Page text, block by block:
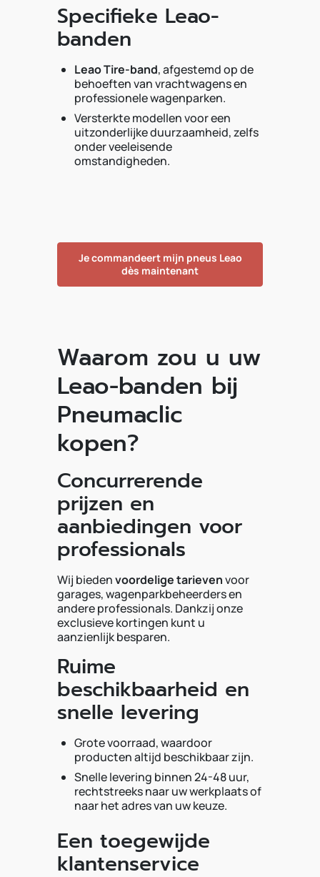
Specifieke Leao-
banden
Leao Tire-band, afgestemd op de
behoeften van vrachtwagens en
professionele wagenparken.
Versterkte modellen voor een
uitzonderlijke duurzaamheid, zelfs
onder veeleisende
omstandigheden.
Je commandeert mijn pneus Leao
dès maintenant
Waarom zou u uw
Leao-banden bij
Pneumaclic
kopen?
Concurrerende
prijzen en
aanbiedingen voor
professionals
Wij biedenvoordelige tarievenvoor
garages, wagenparkbeheerders en
andere professionals. Dankzij onze
exclusieve kortingen kunt u
aanzienlijk besparen.
Ruime
beschikbaarheid en
snelle levering
Grote voorraad, waardoor
producten altijd beschikbaar zijn.
Snelle levering binnen 24-48 uur,
rechtstreeks naar uw werkplaats of
naar het adres van uw keuze.
Een toegewijde
klantenservice